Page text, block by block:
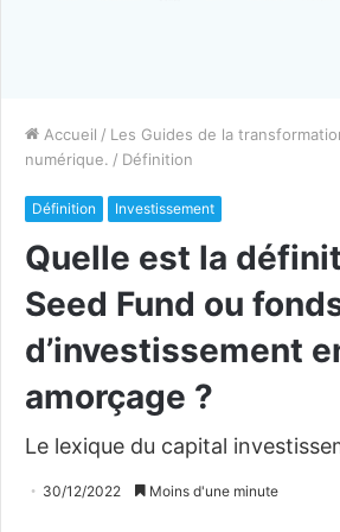
Accueil / Les Guides de la
numérique. / Définition
Définition Investissement
Quelle est la
Seed Fund ou
d’investissement
amorçage ?
Le lexique du capital
30/12/2022 Moins d'une minute